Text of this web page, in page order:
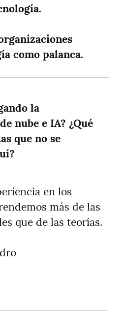
como palanca.
la
nube e IA? ¿Qué
que no se
en los
más de las
que de las teorías.